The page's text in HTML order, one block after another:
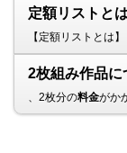
定額リストとは
【定額リストとは】
2枚組み作品に
、2枚分の料金がか